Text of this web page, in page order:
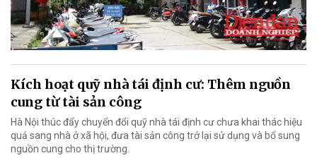
Kích hoạt quỹ nhà tái định cư: Thêm nguồn
cung từ tài sản công
Hà Nội thúc đẩy chuyển đổi quỹ nhà tái định cư chưa khai thác hiệu
quả sang nhà ở xã hội, đưa tài sản công trở lại sử dụng và bổ sung
nguồn cung cho thị trường.